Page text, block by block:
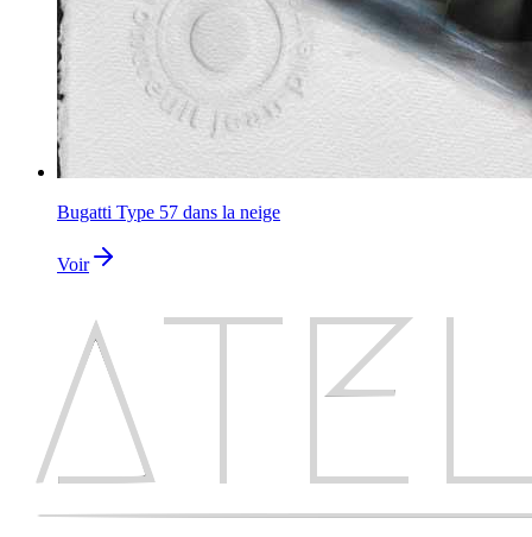
Bugatti Type 57 dans la neige
Voir